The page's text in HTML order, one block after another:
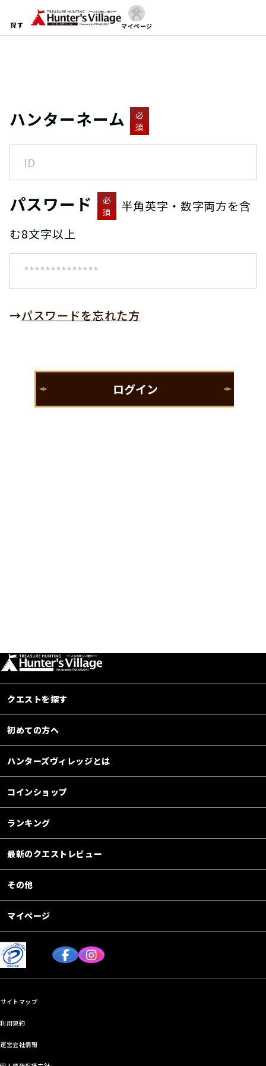
探す マイページ
ハンターネーム
必
須
パスワード
必
須
半角英字・数字両方を含
む8文字以上
→パスワードを忘れた方
クエストを探す
初めての方へ
ハンターズヴィレッジとは
コインショップ
ランキング
最新のクエストレビュー
その他
マイページ
サイトマップ
利用規約
運営会社情報